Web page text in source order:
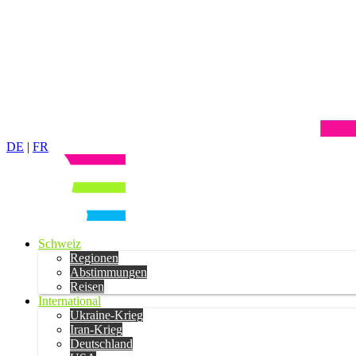
DE | FR
Schweiz
Regionen
Abstimmungen
Reisen
International
Ukraine-Krieg
Iran-Krieg
Deutschland